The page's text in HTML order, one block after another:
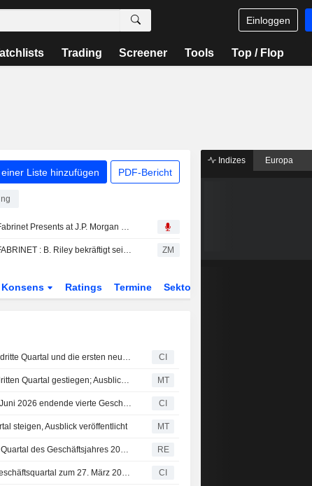
Einloggen
Trading Screener Tools Top / Flop
Liste hinzufügen PDF-Bericht
Fabrinet Presents at J.P. Morgan 54th Annual Global Technology, Media and Communications Conference, May-18-2026 11:05 AM
FABRINET : B. Riley bekräftigt seine neutrale Bewertung ZM
Konsens Ratings Termine Sektor
Fabrinet veröffentlicht Ergebniszahlen für das dritte Quartal und die ersten neun Monate zum 27. März 2026 CI
Fabrinet: Bereinigter Gewinn und Umsatz im dritten Quartal gestiegen; Ausblick für Q4 festgelegt MT
Fabrinet gibt Gewinnprognose für das am 26. Juni 2026 endende vierte Geschäftsquartal bekannt CI
steigen, Ausblick veröffentlicht MT
Fabrinet gibt Finanzergebnisse für das zweite Quartal des Geschäftsjahres 2026 bekannt RE
Fabrinet gibt Gewinnprognose für das dritte Geschäftsquartal zum 27. März 2026 bekannt CI
Indizes Europa